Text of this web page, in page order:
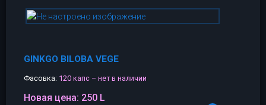
GINKGO BILOBA VEGE
Фасовка: 120 капс – нет в наличии
Новая цена: 250 L